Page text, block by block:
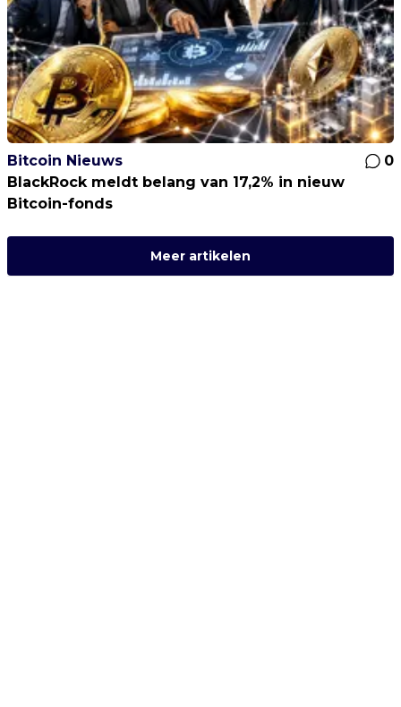
Bitcoin Nieuws
0
BlackRock meldt belang van 17,2% in nieuw
Bitcoin-fonds
Meer artikelen